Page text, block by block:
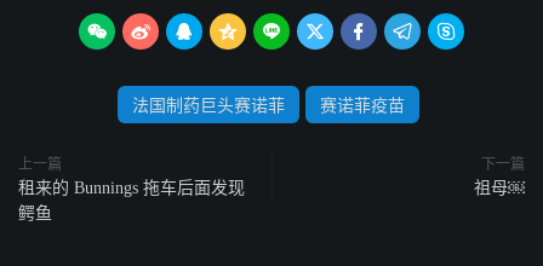
        
法国制药巨头赛诺菲 赛诺菲疫苗
上一篇
租来的 Bunnings 拖车后面发现
鳄鱼
下一篇
祖母￼